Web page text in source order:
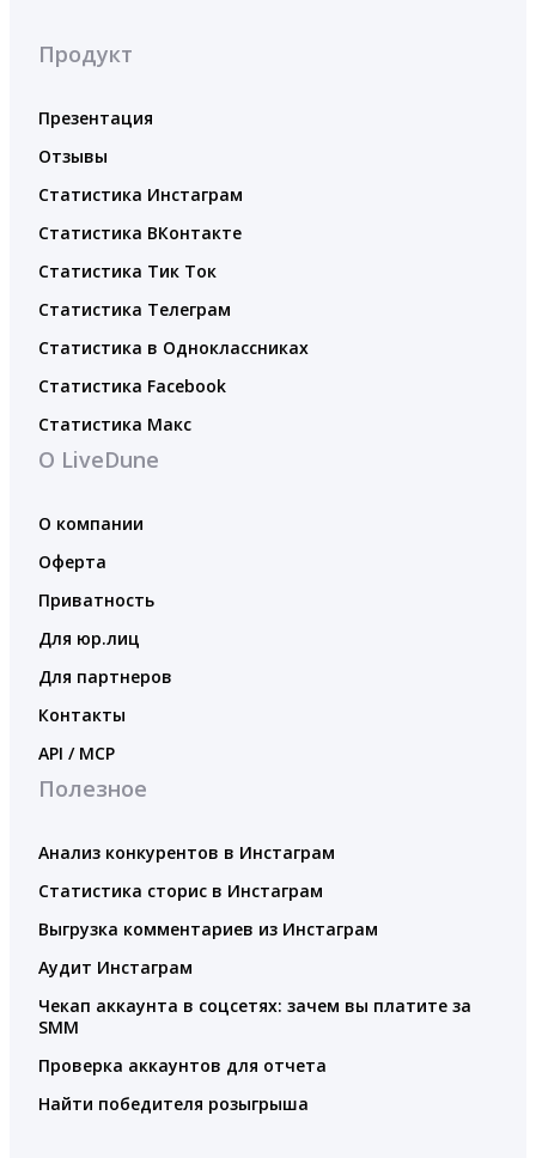
Продукт
Презентация
Отзывы
Статистика Инстаграм
Статистика ВКонтакте
Статистика Тик Ток
Статистика Телеграм
Статистика в Одноклассниках
Статистика Facebook
Статистика Макс
О LiveDune
О компании
Оферта
Приватность
Для юр.лиц
Для партнеров
Контакты
API / MCP
Полезное
Анализ конкурентов в Инстаграм
Статистика сторис в Инстаграм
Выгрузка комментариев из Инстаграм
Аудит Инстаграм
Чекап аккаунта в соцсетях: зачем вы платите за
SMM
Проверка аккаунтов для отчета
Найти победителя розыгрыша